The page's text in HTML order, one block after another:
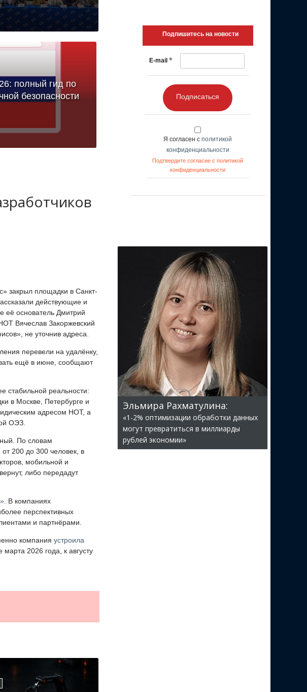
полный гид по
безопасности
закрыл площадки в Санкт-
действующие и
её основатель Дмитрий
Вячеслав Закоржевский
не уточнив адреса.
перевели на удалёнку,
ещё в июне, сообщают
стабильной реальности:
в Москве, Петербурге и
адресом НОТ, а
ОЭЗ.
По словам
200 до 300 человек, в
мобильной и
либо передадут
. В компаниях
перспективных
и партнёрами.
компания устроила
2026 года, к августу
Подпишитесь на новости
E-mail *
Подписаться
Я согласен с политикой
конфиденциальности
Подтвердите согласие с политикой
конфиденциальности
Эльмира Рахматулина:
«1-2% оптимизации обработки данных
могут превратиться в миллиарды
рублей экономии»